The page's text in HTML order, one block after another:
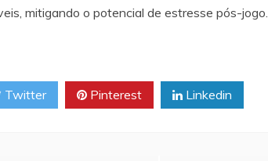
mitigando o potencial de estresse pós-jogo.
Twitter Pinterest Linkedin